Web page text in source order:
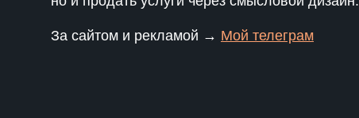
За сайтом и рекламой → Мой телеграм